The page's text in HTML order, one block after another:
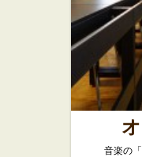
音楽の